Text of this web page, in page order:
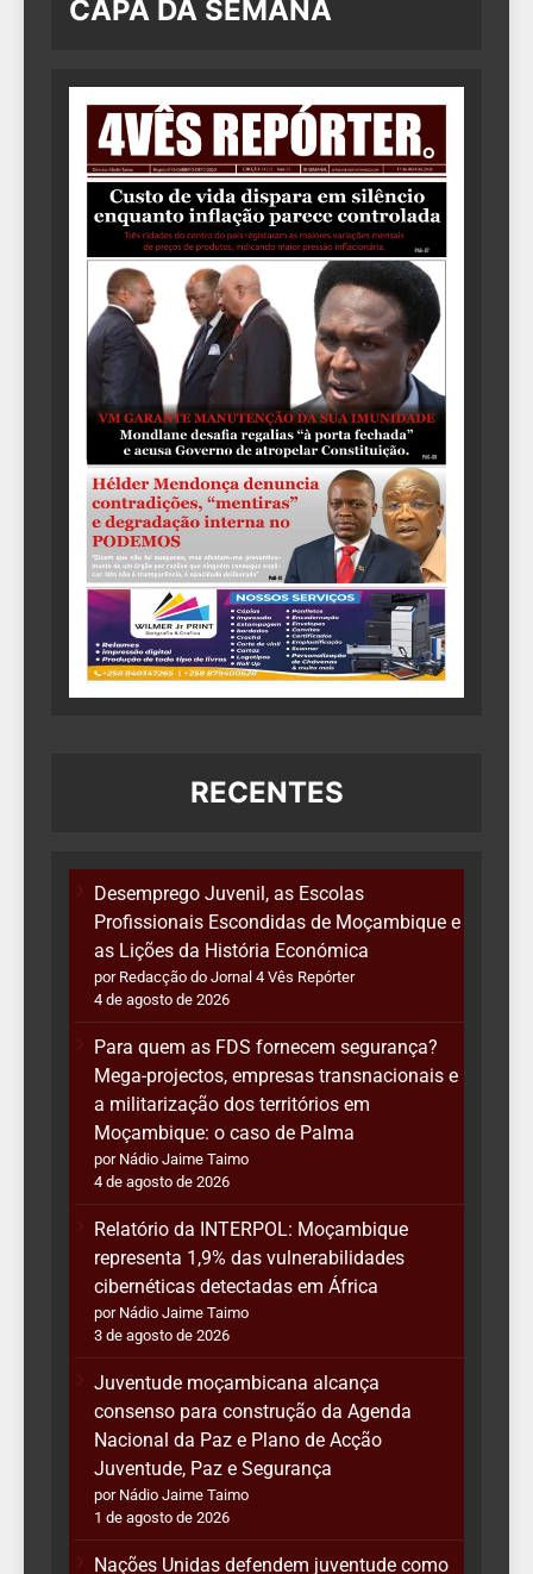
CAPA DA SEMANA
RECENTES
Desemprego Juvenil, as Escolas
Profissionais Escondidas de Moçambique e
as Lições da História Económica
por Redacção do Jornal 4 Vês Repórter
4 de agosto de 2026
Para quem as FDS fornecem segurança?
Mega-projectos, empresas transnacionais e
a militarização dos territórios em
Moçambique: o caso de Palma
por Nádio Jaime Taimo
4 de agosto de 2026
Relatório da INTERPOL: Moçambique
representa 1,9% das vulnerabilidades
cibernéticas detectadas em África
por Nádio Jaime Taimo
3 de agosto de 2026
Juventude moçambicana alcança
consenso para construção da Agenda
Nacional da Paz e Plano de Acção
Juventude, Paz e Segurança
por Nádio Jaime Taimo
1 de agosto de 2026
Nações Unidas defendem juventude como